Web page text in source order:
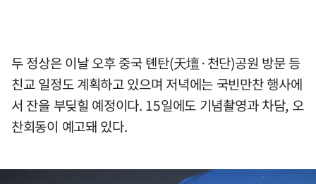
두 정상은 이날 오후 중국 톈탄(天壇·천단)공원 방문 등
친교 일정도 계획하고 있으며 저녁에는 국빈만찬 행사에
서 잔을 부딪힐 예정이다. 15일에도 기념촬영과 차담, 오
찬회동이 예고돼 있다.